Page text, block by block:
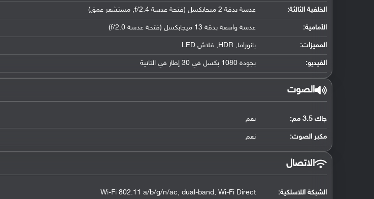
الخلفية الثالثة: عدسة بدقة 2 ميجابكسل (فتحة عدسة f/2.4, مستشعر عمق)
الأمامية: عدسة واسعة بدقة 13 ميجابكسل (فتحة عدسة f/2.0)
المميزات: بانوراما, HDR, فلاش LED
الفيديو: بجودة 1080 بكسل في 30 إطار في الثانية
الصوت
جاك 3.5 مم: نعم
مكبر الصوت: نعم
الاتصال
الشبكة اللاسلكية: Wi-Fi 802.11 a/b/g/n/ac, dual-band, Wi-Fi Direct